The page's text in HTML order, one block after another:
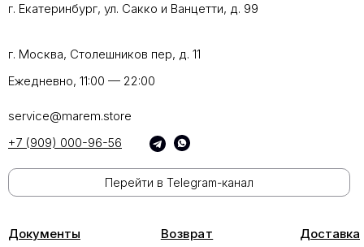
+7 (909) 000-96-56
service@marem.store
Возврат
Документы Доставка
Ежедневно, 11:00 — 22:00
г. Екатеринбург, ул. Сакко и Ванцетти, д. 99
г. Москва, Столешников пер, д. 11
Перейти в Telegram-канал